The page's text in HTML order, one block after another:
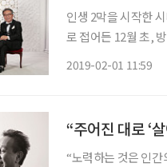
인생 2막을 시작한
로 접어든 12월 초,
2019-02-01 11:59
“노력하는 것은 인